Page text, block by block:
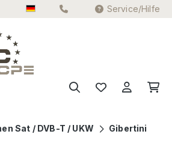
Service/Hilfe
Sat / DVB-T / UKW
Gibertini